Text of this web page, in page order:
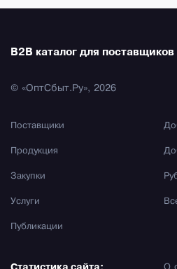
B2B каталог для
© «ОптСбыт.Ру», 2026
Поставщики
Продукция
Закупки
Услуги
Публикации